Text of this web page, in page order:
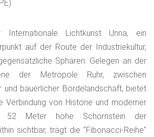
Lichtkunst Unna, ein
auf der Route der Industriekultur,
Sphären. Gelegen an der
der Metropole Ruhr, zwischen
und bäuerlicher Bördelandschaft, bietet
Verbindung von Historie und moderner
52 Meter hohe Schornstein der
sichtbar, trägt die "Fibonacci-Reihe"